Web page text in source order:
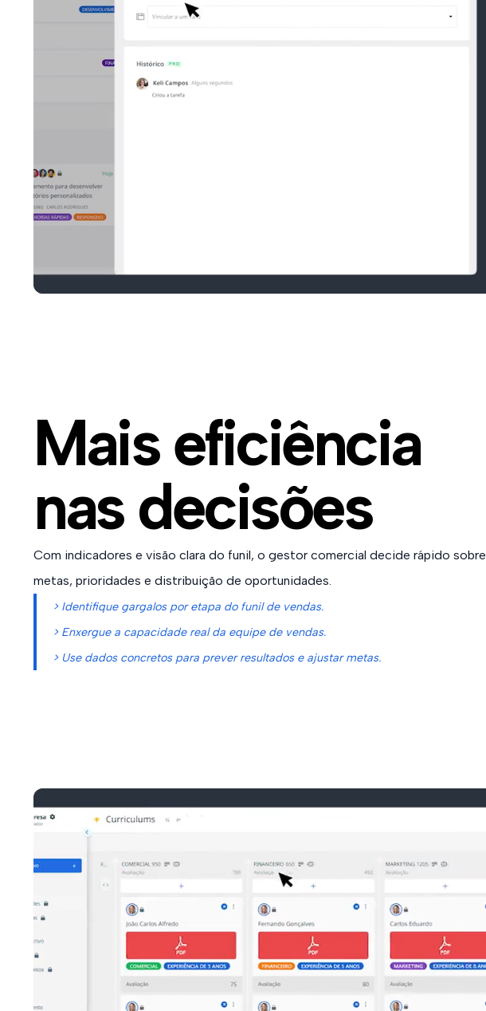
Mais eficiência
nas decisões
Com indicadores e visão clara do funil, o gestor comercial decide rápido sobre
metas, prioridades e distribuição de oportunidades.
> Identifique gargalos por etapa do funil de vendas.
> Enxergue a capacidade real da equipe de vendas.
> Use dados concretos para prever resultados e ajustar metas.